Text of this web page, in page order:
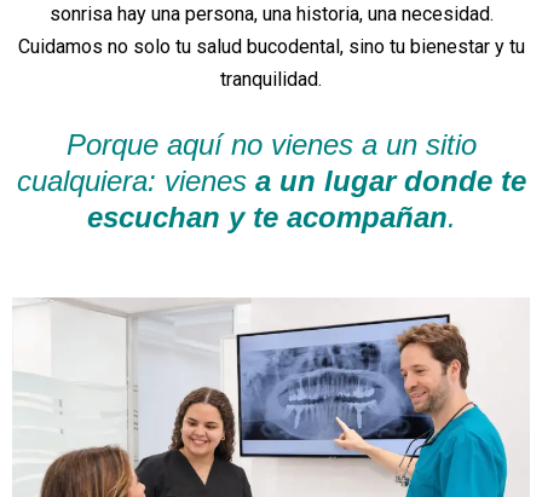
sonrisa hay una persona, una historia, una necesidad.
Cuidamos no solo tu salud bucodental, sino tu bienestar y tu
tranquilidad.
Porque aquí no vienes a un sitio
cualquiera: vienes a un lugar donde te
escuchan y te acompañan.